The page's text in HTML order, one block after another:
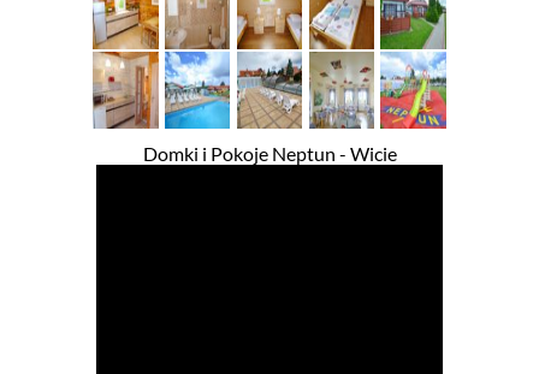
Domki i Pokoje Neptun - Wicie